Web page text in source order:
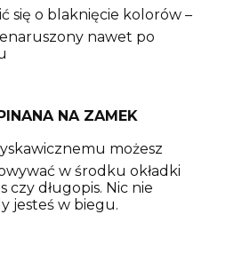
się o blaknięcie kolorów –
nawet po
NA ZAMEK
możesz
w środku okładki
czy długopis. Nic nie
jesteś w biegu.